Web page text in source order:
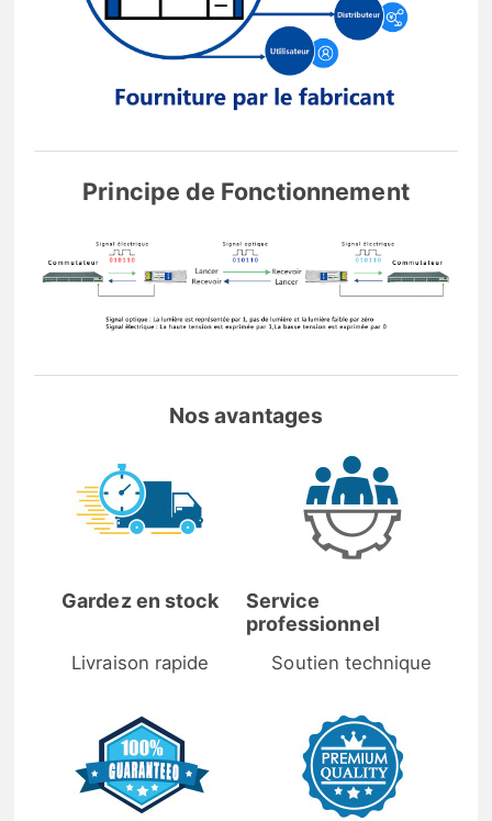
Principe de Fonctionnement
Nos avantages
Gardez en stock
Livraison rapide
Service
professionnel
Soutien technique